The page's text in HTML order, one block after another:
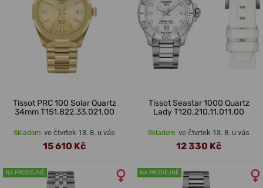
Tissot PRC 100 Solar Quartz
34mm T151.822.33.021.00
Skladem ve čtvrtek 13. 8. u vás
15 610 Kč
Tissot Seastar 1000 Quartz
Lady T120.210.11.011.00
Skladem ve čtvrtek 13. 8. u vás
12 330 Kč
NA PRODEJNĚ NA PRODEJNĚ